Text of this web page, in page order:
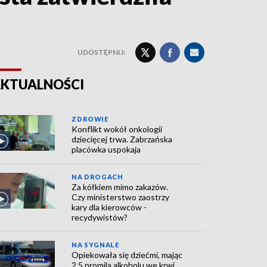
UDOSTĘPNIJ:
ZDROWIE
Konflikt wokół onkologii
dziecięcej trwa. Zabrzańska
placówka uspokaja
NA DROGACH
Za kółkiem mimo zakazów.
Czy ministerstwo zaostrzy
kary dla kierowców -
recydywistów?
NA SYGNALE
Opiekowała się dziećmi, mając
2,5 promila alkoholu we krwi.